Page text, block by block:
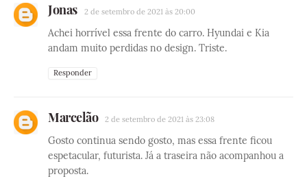
Jonas 2 de setembro de 2021 às 20:00
Achei horrível essa frente do carro. Hyundai e Kia
andam muito perdidas no design. Triste.
Responder
Marcelão 2 de setembro de 2021 às 23:08
Gosto continua sendo gosto, mas essa frente ficou
espetacular, futurista. Já a traseira não acompanhou a
proposta.